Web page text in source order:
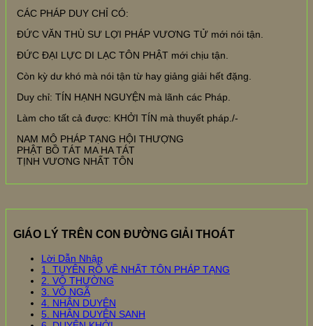
CÁC PHÁP DUY CHỈ CÓ:
ĐỨC VĂN THÙ SƯ LỢI PHÁP VƯƠNG TỬ mới nói tận.
ĐỨC ĐẠI LỰC DI LẠC TÔN PHẬT mới chịu tận.
Còn kỳ dư khó mà nói tận từ hay giảng giải hết đặng.
Duy chỉ: TÍN HẠNH NGUYỆN mà lãnh các Pháp.
Làm cho tất cả được: KHỞI TÍN mà thuyết pháp./-
NAM MÔ PHÁP TẠNG HỘI THƯỢNG
PHẬT BỒ TÁT MA HA TÁT
TỊNH VƯƠNG NHẤT TÔN
GIÁO LÝ TRÊN CON ĐƯỜNG GIẢI THOÁT
Lời Dẫn Nhập
1. TUYÊN RÕ VỀ NHẤT TÔN PHÁP TẠNG
2. VÔ THƯỜNG
3. VÔ NGÃ
4. NHÂN DUYÊN
5. NHÂN DUYÊN SANH